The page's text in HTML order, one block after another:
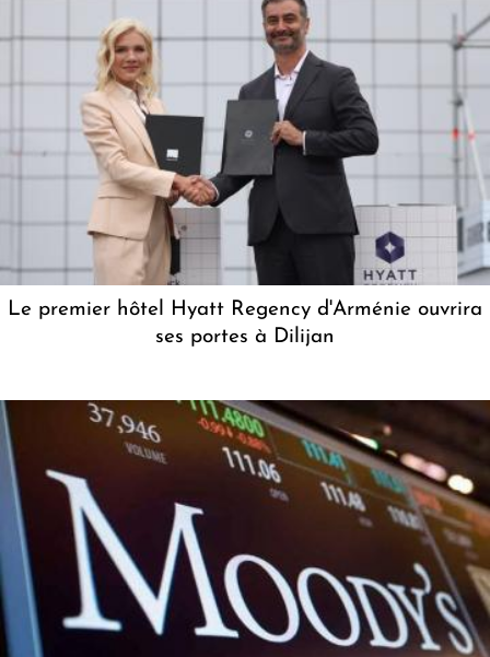
Le premier hôtel Hyatt Regency d'Arménie ouvrira
ses portes à Dilijan